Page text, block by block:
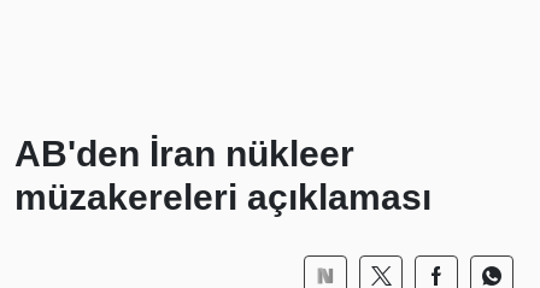
AB'den İran nükleer
müzakereleri açıklaması